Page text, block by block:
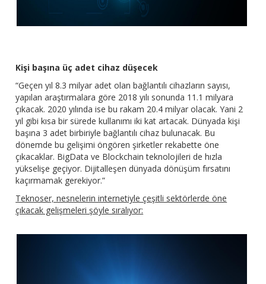
Kişi başına üç adet cihaz düşecek
“Geçen yıl 8.3 milyar adet olan bağlantılı cihazların sayısı,
yapılan araştırmalara göre 2018 yılı sonunda 11.1 milyara
çıkacak. 2020 yılında ise bu rakam 20.4 milyar olacak. Yani 2
yıl gibi kısa bir sürede kullanımı iki kat artacak. Dünyada kişi
başına 3 adet birbiriyle bağlantılı cihaz bulunacak. Bu
dönemde bu gelişimi öngören şirketler rekabette öne
çıkacaklar. BigData ve Blockchain teknolojileri de hızla
yükselişe geçiyor. Dijitalleşen dünyada dönüşüm fırsatını
kaçırmamak gerekiyor.”
Teknoser, nesnelerin internetiyle çeşitli sektörlerde öne
çıkacak gelişmeleri şöyle sıralıyor: